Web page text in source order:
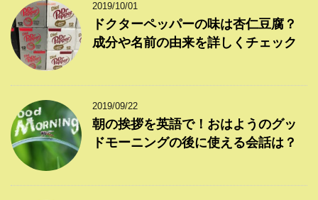
2019/10/01
ドクターペッパーの味は杏仁豆腐？
成分や名前の由来を詳しくチェック
2019/09/22
朝の挨拶を英語で！おはようのグッ
ドモーニングの後に使える会話は？